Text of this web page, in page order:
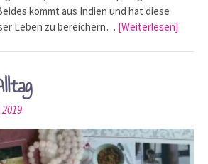
kommt aus Indien und hat diese
Leben zu bereichern… [Weiterlesen]